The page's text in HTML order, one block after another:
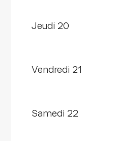
jeudi 20
vendredi 21
samedi 22